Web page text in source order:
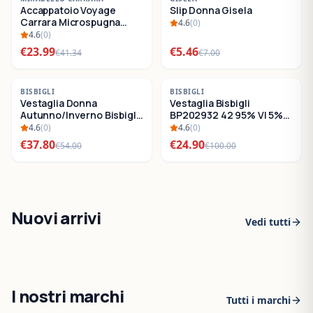
SALDI
Accappatoio Voyage
Carrara Microspugna
Cotone
4.6(0)
€23.99€41.34
SALDI
Slip Donna Gisela
4.6(0)
€5.46€7.00
-30 %
SALDI
BISBIGLI
Vestaglia Donna
Autunno/Inverno Bisbigli
BO288632
4.6(0)
€37.80€54.00
-75 %
SALDI
BISBIGLI
Vestaglia Bisbigli
BP202932 42 95% VI 5%
EA4.6(0)
€24.90€100.00
Nuovi arrivi Vedi tutti
I nostri marchi Tutti i marchi